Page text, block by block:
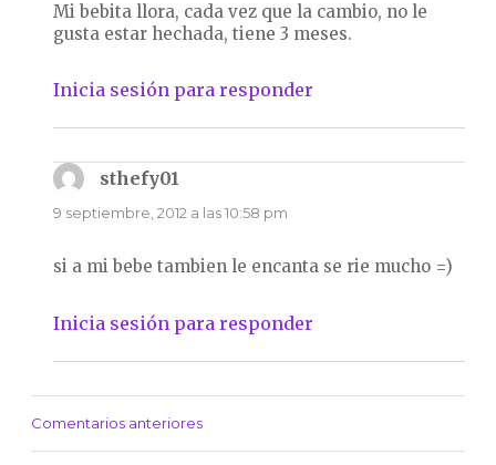
Mi bebita llora, cada vez que la cambio, no le
gusta estar hechada, tiene 3 meses.
Inicia sesión para responder
sthefy01
9 septiembre, 2012 a las 10:58 pm
si a mi bebe tambien le encanta se rie mucho =)
Inicia sesión para responder
Navegación
Comentarios anteriores